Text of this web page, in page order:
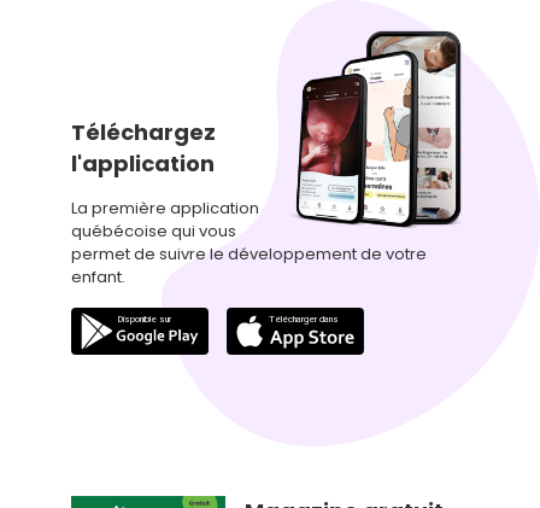
Téléchargez
l'application
La première application
québécoise qui vous
permet de suivre le développement de votre
enfant.